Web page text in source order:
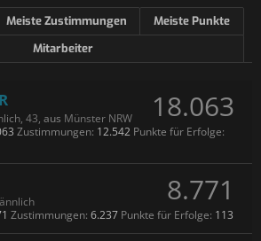
Meiste Zustimmungen
Meiste Punkte
Mitarbeiter
18.063
43, aus Münster NRW
Zustimmungen: 12.542 Punkte für Erfolge:
8.771
Zustimmungen: 6.237 Punkte für Erfolge: 113